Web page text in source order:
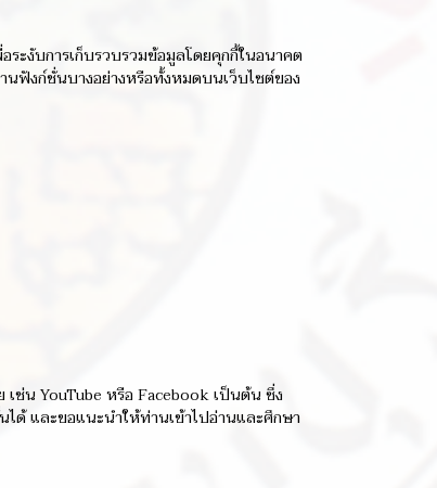
ระงับการเก็บรวบรวมข้อมูลโดยคุกกี้ในอนาคต
นฟังก์ชั่นบางอย่างหรือทั้งหมดบนเว็บไซต์ของ
เช่น YouTube หรือ Facebook เป็นต้น ซึ่ง
ด้ และขอแนะนำให้ท่านเข้าไปอ่านและศึกษา